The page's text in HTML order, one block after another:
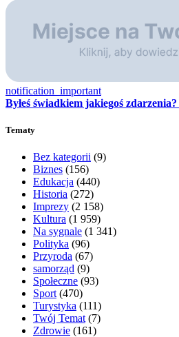
notification_important
Byłeś świadkiem jakiegoś zdarzenia?
Tematy
Bez kategorii (9)
Biznes (156)
Edukacja (440)
Historia (272)
Imprezy (2 158)
Kultura (1 959)
Na sygnale (1 341)
Polityka (96)
Przyroda (67)
samorząd (9)
Społeczne (93)
Sport (470)
Turystyka (111)
Twój Temat (7)
Zdrowie (161)